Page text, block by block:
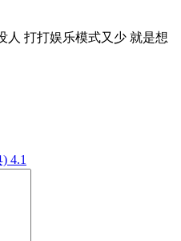
人 打打娱乐模式又少 就是想
) 4.1